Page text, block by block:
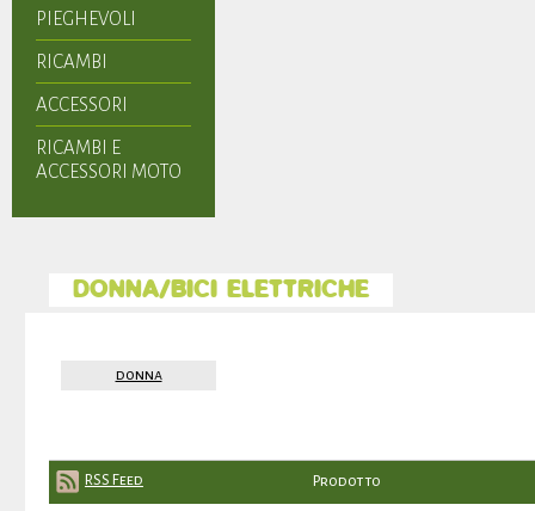
PIEGHEVOLI
RICAMBI
ACCESSORI
RICAMBI E
ACCESSORI MOTO
DONNA/BICI ELETTRICHE
donna
RSS Feed Prodotto